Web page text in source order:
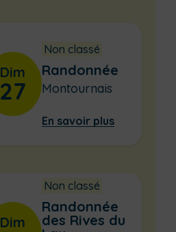
Dim
27
Non classé
Randonnée
Montournais
En savoir plus
Dim
Non classé
Randonnée
des Rives du